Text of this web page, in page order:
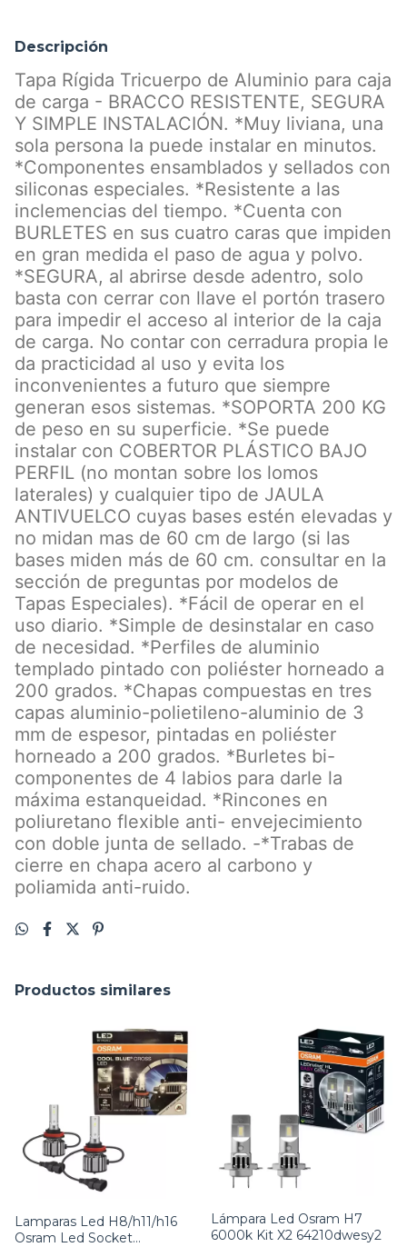
Descripción
Tapa Rígida Tricuerpo de Aluminio para caja
de carga - BRACCO RESISTENTE, SEGURA
Y SIMPLE INSTALACIÓN. *Muy liviana, una
sola persona la puede instalar en minutos.
*Componentes ensamblados y sellados con
siliconas especiales. *Resistente a las
inclemencias del tiempo. *Cuenta con
BURLETES en sus cuatro caras que impiden
en gran medida el paso de agua y polvo.
*SEGURA, al abrirse desde adentro, solo
basta con cerrar con llave el portón trasero
para impedir el acceso al interior de la caja
de carga. No contar con cerradura propia le
da practicidad al uso y evita los
inconvenientes a futuro que siempre
generan esos sistemas. *SOPORTA 200 KG
de peso en su superficie. *Se puede
instalar con COBERTOR PLÁSTICO BAJO
PERFIL (no montan sobre los lomos
laterales) y cualquier tipo de JAULA
ANTIVUELCO cuyas bases estén elevadas y
no midan mas de 60 cm de largo (si las
bases miden más de 60 cm. consultar en la
sección de preguntas por modelos de
Tapas Especiales). *Fácil de operar en el
uso diario. *Simple de desinstalar en caso
de necesidad. *Perfiles de aluminio
templado pintado con poliéster horneado a
200 grados. *Chapas compuestas en tres
capas aluminio-polietileno-aluminio de 3
mm de espesor, pintadas en poliéster
horneado a 200 grados. *Burletes bi-
componentes de 4 labios para darle la
máxima estanqueidad. *Rincones en
poliuretano flexible anti- envejecimiento
con doble junta de sellado. -*Trabas de
cierre en chapa acero al carbono y
poliamida anti-ruido.
Productos similares
Lamparas Led H8/h11/h16
Osram Led Socket
Lámpara Led Osram H7
6000k Kit X2 64210dwesy2